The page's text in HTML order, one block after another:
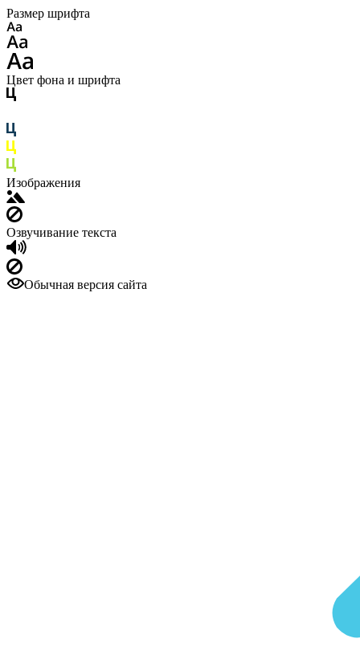
Размер шрифта
Цвет фона и шрифта
Изображения
Озвучивание текста
Обычная версия сайта